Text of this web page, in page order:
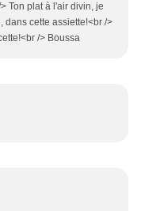
Ton plat à l'air divin, je
dans cette assiette!<br />
/> Boussa